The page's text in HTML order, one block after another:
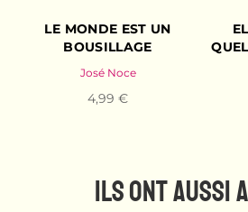
LE MONDE EST UN
BOUSILLAGE
José Noce
4,99 €
ILS ONT AUSSI